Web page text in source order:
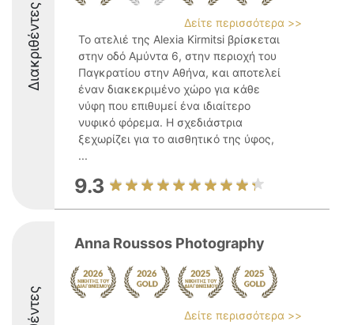
Διακριθέντες
Δείτε περισσότερα >>
Το ατελιέ της Alexia Kirmitsi βρίσκεται
στην οδό Αμύντα 6, στην περιοχή του
Παγκρατίου στην Αθήνα, και αποτελεί
έναν διακεκριμένο χώρο για κάθε
νύφη που επιθυμεί ένα ιδιαίτερο
νυφικό φόρεμα. Η σχεδιάστρια
ξεχωρίζει για το αισθητικό της ύφος,
...
9.3
Anna Roussos Photography
Δείτε περισσότερα >>